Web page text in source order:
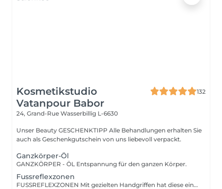
Kosmetikstudio
Vatanpour Babor
132
24, Grand-Rue Wasserbillig L-6630
Unser Beauty GESCHENKTIPP Alle Behandlungen erhalten Sie
auch als Geschenkgutschein von uns liebevoll verpackt.
Ganzkörper-Öl
GANZKÖRPER - ÖL Entspannung für den ganzen Körper.
Fussreflexzonen
FUSSREFLEXZONEN Mit gezielten Handgriffen hat diese eine wohltuende Wirkung. Ob gestresst, müde oder einfach nur ein langer Tag in hohen Schuhen.